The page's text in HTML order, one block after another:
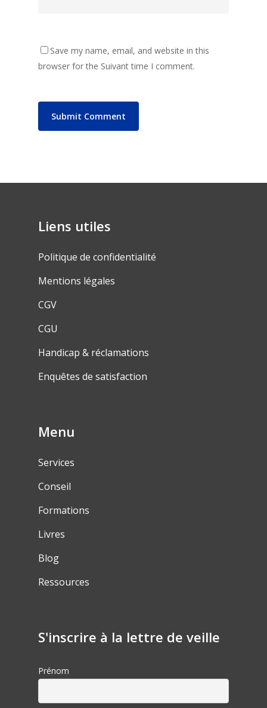
Save my name, email, and website in this
browser for the Suivant time I comment.
Liens utiles
Politique de confidentialité
Mentions légales
CGV
CGU
Handicap & réclamations
Enquêtes de satisfaction
Menu
Services
Conseil
Formations
Livres
Blog
Ressources
S'inscrire à la lettre de veille
Prénom